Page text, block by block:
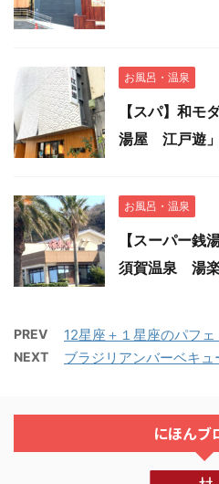
お風呂・温泉
【スパ】和
湯屋 江戸遊」
お風呂・温泉
【スーパー
須賀温泉 湯
PREV 12星座＋１星座のパフェ
NEXT ブラジリアンバーベキュ
にほんブ